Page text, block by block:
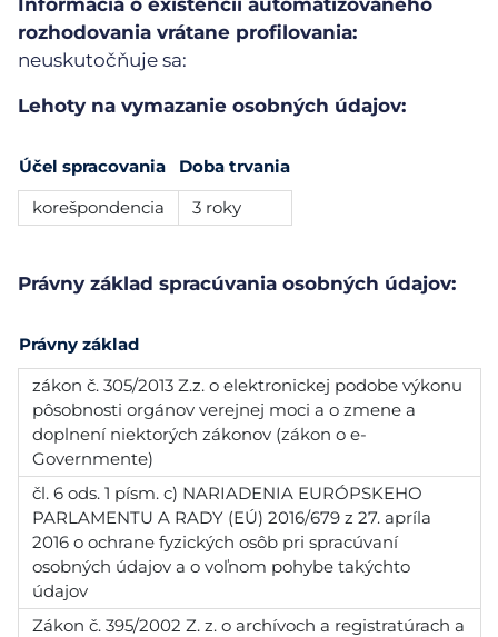
rozhodovania vrátane profilovania:
neuskutočňuje sa:
Lehoty na vymazanie osobných údajov:
Účel spracovania
Doba trvania
korešpondencia
3 roky
Právny základ spracúvania osobných údajov:
Právny základ
zákon č. 305/2013 Z.z. o elektronickej podobe výkonu
pôsobnosti orgánov verejnej moci a o zmene a
doplnení niektorých zákonov (zákon o e-
Governmente)
čl. 6 ods. 1 písm. c) NARIADENIA EURÓPSKEHO
PARLAMENTU A RADY (EÚ) 2016/679 z 27. apríla
2016 o ochrane fyzických osôb pri spracúvaní
osobných údajov a o voľnom pohybe takýchto
údajov
Zákon č. 395/2002 Z. z. o archívoch a registratúrach a